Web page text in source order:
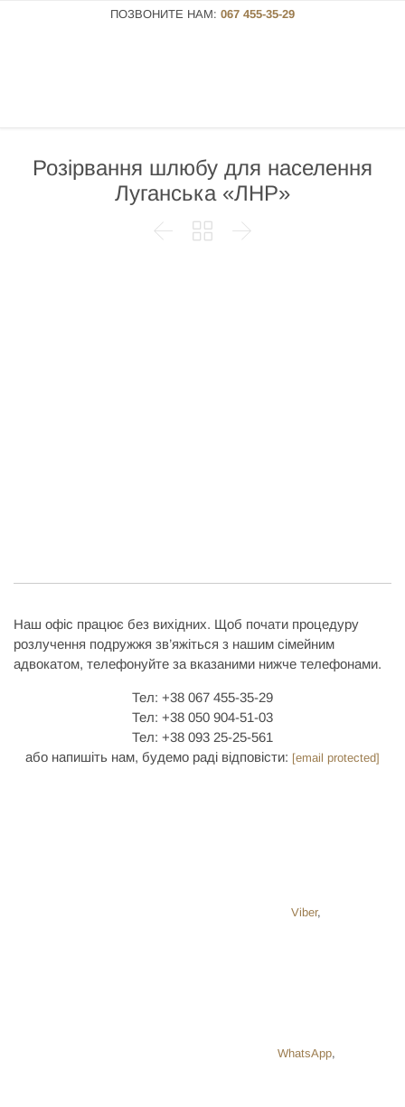
ПОЗВОНИТЕ НАМ: 067 455-35-29
Розірвання шлюбу для населення
Луганська «ЛНР»
  
Наш офіс працює без вихідних. Щоб почати процедуру
розлучення подружжя зв’яжіться з нашим сімейним
адвокатом, телефонуйте за вказаними нижче телефонами.
Тел: +38 067 455-35-29
Тел: +38 050 904-51-03
Тел: +38 093 25-25-561
або напишіть нам, будемо раді відповісти: [email protected]
Viber,
WhatsApp,